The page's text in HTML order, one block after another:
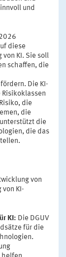
und
diese
KI. Sie soll
schaffen, die
Die KI-
Risikoklassen
die
die
die
die das
von
KI-
KI: Die DGUV
für die